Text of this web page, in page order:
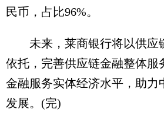
民币，占比96%。
未来，莱商银行将以供应
依托，完善供应链金融整体服
金融服务实体经济水平，助力
发展。(完)